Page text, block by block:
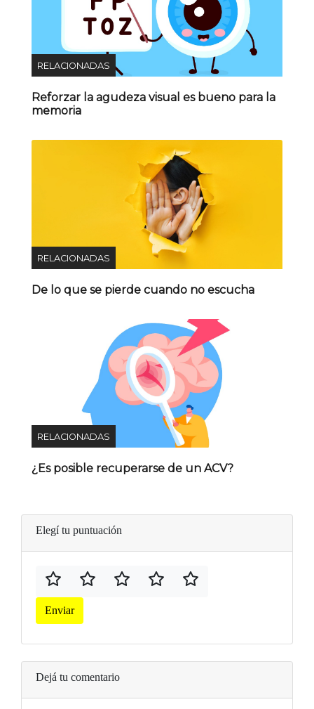
RELACIONADAS
Reforzar la agudeza visual es bueno para la
memoria
RELACIONADAS
De lo que se pierde cuando no escucha
RELACIONADAS
¿Es posible recuperarse de un ACV?
Elegí tu puntuación
Enviar
Dejá tu comentario